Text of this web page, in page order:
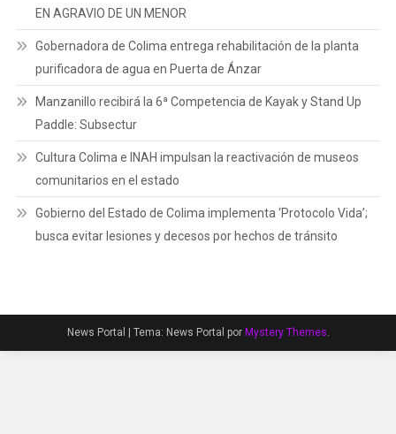
EN AGRAVIO DE UN MENOR
Gobernadora de Colima entrega rehabilitación de la planta
purificadora de agua en Puerta de Ánzar
Manzanillo recibirá la 6ª Competencia de Kayak y Stand Up
Paddle: Subsectur
Cultura Colima e INAH impulsan la reactivación de museos
comunitarios en el estado
Gobierno del Estado de Colima implementa ‘Protocolo Vida’;
busca evitar lesiones y decesos por hechos de tránsito
News Portal Tema: News Portal por Mystery Themes.